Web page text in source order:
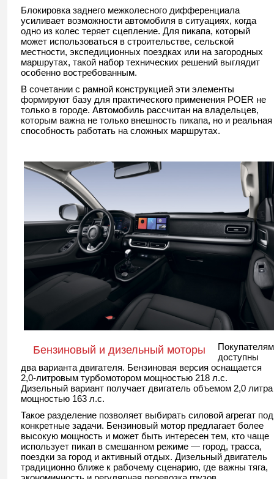
Блокировка заднего межколесного дифференциала
усиливает возможности автомобиля в ситуациях, когда
одно из колес теряет сцепление. Для пикапа, который
может использоваться в строительстве, сельской
местности, экспедиционных поездках или на загородных
маршрутах, такой набор технических решений выглядит
особенно востребованным.
В сочетании с рамной конструкцией эти элементы
формируют базу для практического применения POER не
только в городе. Автомобиль рассчитан на владельцев,
которым важна не только внешность пикапа, но и реальная
способность работать на сложных маршрутах.
Бензиновый и дизельный моторы
Покупателям
доступны
два варианта двигателя. Бензиновая версия оснащается
2,0-литровым турбомотором мощностью 218 л.с.
Дизельный вариант получает двигатель объемом 2,0 литра
мощностью 163 л.с.
Такое разделение позволяет выбирать силовой агрегат под
конкретные задачи. Бензиновый мотор предлагает более
высокую мощность и может быть интересен тем, кто чаще
использует пикап в смешанном режиме — город, трасса,
поездки за город и активный отдых. Дизельный двигатель
традиционно ближе к рабочему сценарию, где важны тяга,